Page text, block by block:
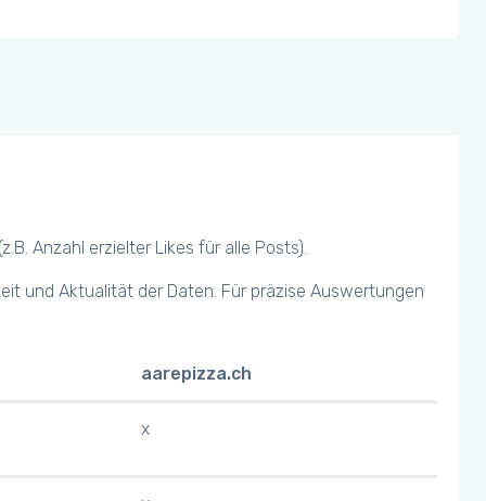
Anzahl erzielter Likes für alle Posts).
und Aktualität der Daten. Für präzise Auswertungen
aarepizza.ch
x